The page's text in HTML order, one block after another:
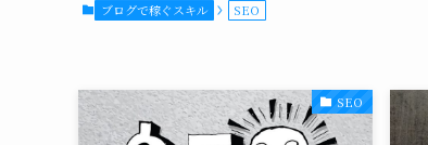
ブログで稼ぐスキル SEO
SEO